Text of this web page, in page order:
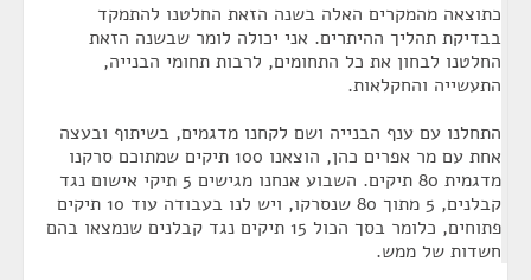
כתוצאה מהמקרים האלה בשנה הזאת החלטנו להתמקד
בבדיקת תהליך ההיתרים. אני יכולה לומר שבשנה הזאת
החלטנו לבחון את כל התחומים, לרבות תחומי הבנייה,
התעשייה והחקלאות.
התחלנו עם ענף הבנייה ושם לקחנו מדגמים, בשיתוף ובעצה
אחת עם מר אפרים כהן, הוצאנו 100 תיקים שמתוכם סרקנו
מדגמית 80 תיקים. השבוע אנחנו מגישים 5 תיקי אישום נגד
קבלנים, 5 מתוך 80 שנסרקו, ויש לנו בעבודה עוד 10 תיקים
פתוחים, כלומר בסך הכול 15 תיקים נגד קבלנים שנמצאו בהם
חשדות של ממש.